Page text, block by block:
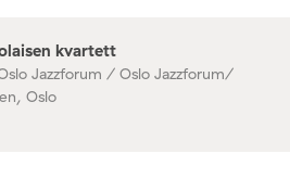
kvartett
Jazzforum / Oslo Jazzforum/
Oslo